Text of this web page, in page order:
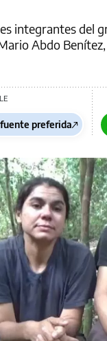
integrantes del
Abdo
preferida